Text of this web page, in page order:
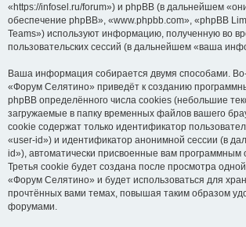
«https://infosel.ru/forum») и phpBB (в дальнейшем
обеспечение phpBB», «www.phpbb.com», «phpBB
Teams») используют информацию, полученную во
пользовательских сессий (в дальнейшем «ваша
Ваша информация собирается двумя способами.
«Форум Селятино» приведёт к созданию
phpBB определённого числа cookies (небольшие
загружаемые в папку временных файлов вашего
cookie содержат только идентификатор
«user-id») и идентификатор анонимной сессии (в
id»), автоматически присвоенные вам программным
Третья cookie будет создана после просмотра
«Форум Селятино» и будет использоваться для
прочтённых вами темах, повышая таким образом
форумами.